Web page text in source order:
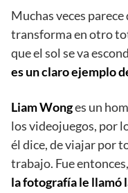
Muchas veces
transforma en otro
que el sol se va
es un claro ejemplo
Liam Wonges un
los videojuegos, por
él dice, de viajar por
trabajo. Fue
la fotografía le llamó